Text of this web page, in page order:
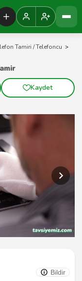
Tamiri / Telefoncu >
Bildir
Kaydet